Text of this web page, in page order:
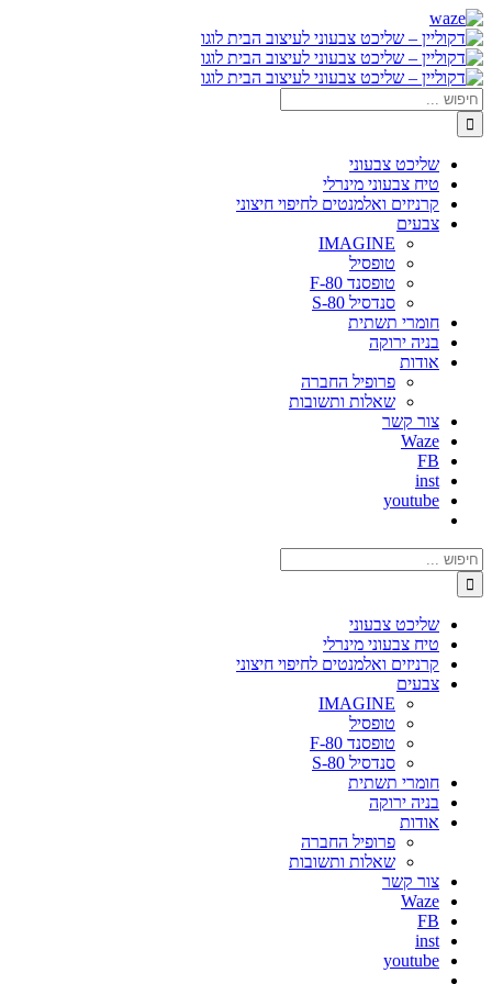
דלג
לתוכן
Waze
Facebook
חיפוש...
שליכט צבעוני
טיח צבעוני מינרלי
קרניזים ואלמנטים לחיפוי חיצוני
צבעים
IMAGINE
טופסיל
טופסנד F-80
סנדסיל S-80
חומרי תשתית
בניה ירוקה
אודות
פרופיל החברה
שאלות ותשובות
צור קשר
Waze
FB
inst
youtube
חיפוש...
שליכט צבעוני
טיח צבעוני מינרלי
קרניזים ואלמנטים לחיפוי חיצוני
צבעים
IMAGINE
טופסיל
טופסנד F-80
סנדסיל S-80
חומרי תשתית
בניה ירוקה
אודות
פרופיל החברה
שאלות ותשובות
צור קשר
Waze
FB
inst
youtube